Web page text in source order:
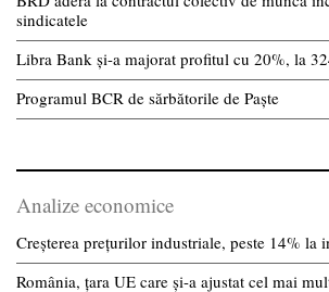
sindicatele
Libra Bank și-a majorat profitul cu 20%, la
Programul BCR de sărbătorile de Paște
Analize economice
Creșterea prețurilor industriale, peste 14%
România, țara UE care și-a ajustat cel mai